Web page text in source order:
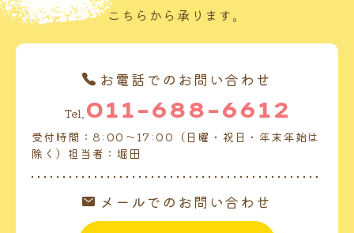
こちらから承ります。
お電話でのお問い合わせ
Tel. 011-688-6612
受付時間：8:00～17:00（日曜・祝日・年末年始は
除く）担当者：堀田
メールでのお問い合わせ